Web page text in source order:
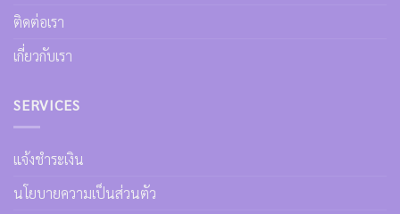
ติดต่อเรา
เกี่ยวกับเรา
SERVICES
แจ้งชำระเงิน
นโยบายความเป็นส่วนตัว